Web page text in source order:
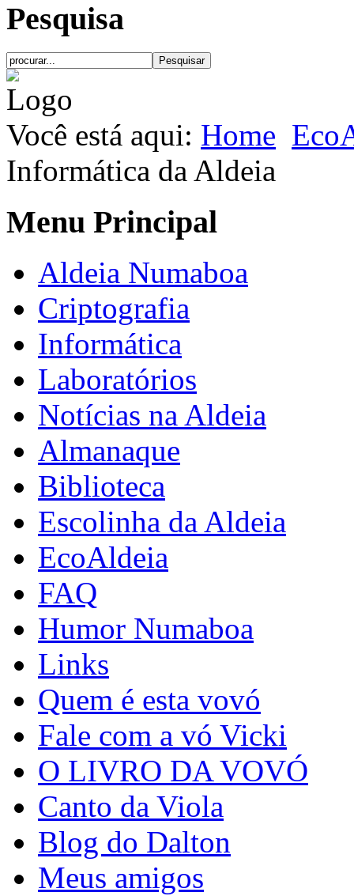
Pesquisa
Você está aqui: Home
Informática da Aldeia
Menu Principal
Aldeia Numaboa
Criptografia
Informática
Laboratórios
Notícias na Aldeia
Almanaque
Biblioteca
Escolinha da Aldeia
EcoAldeia
FAQ
Humor Numaboa
Links
Quem é esta vovó
Fale com a vó Vicki
O LIVRO DA VOVÓ
Canto da Viola
Blog do Dalton
Meus amigos